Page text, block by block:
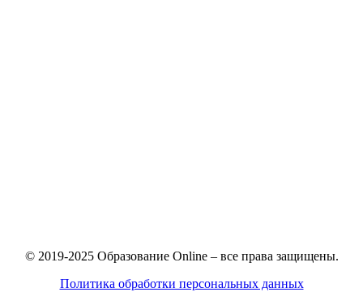
© 2019-2025 Образование Online – все права защищены.
Политика обработки персональных данных